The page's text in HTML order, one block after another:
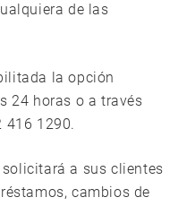
de las
la opción
24 horas o a través
416 1290.
a sus clientes
cambios de